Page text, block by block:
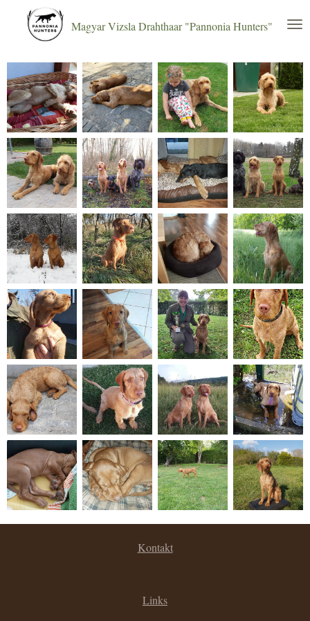
Zum
Hauptinhalt
Magyar Vizsla Drahthaar "Pannonia Hunters"
Kontakt
Links